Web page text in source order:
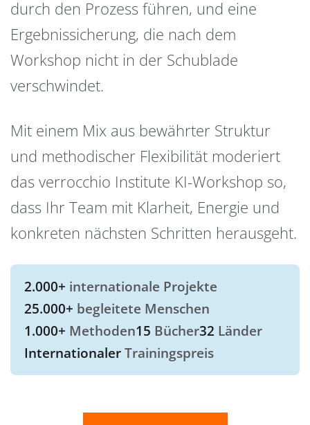
durch den Prozess führen, und eine
Ergebnissicherung, die nach dem
Workshop nicht in der Schublade
verschwindet.
Mit einem Mix aus bewährter Struktur
und methodischer Flexibilität moderiert
das verrocchio Institute KI-Workshop so,
dass Ihr Team mit Klarheit, Energie und
konkreten nächsten Schritten herausgeht.
2.000+ internationale Projekte
25.000+ begleitete Menschen
1.000+ Methoden15 Bücher32 Länder
InternationalerTrainingspreis